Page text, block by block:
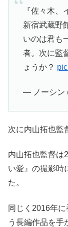
『佐々木
新宿武蔵野
いのは君も
者。次に監
ょうか？
— ノーシン
次に内山拓也監
内山拓也監督は
い愛』の撮影時
た。
同じく2016年
う長編作品を手